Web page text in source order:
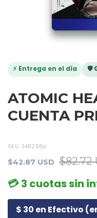
⚡ Entrega en el día 🛡️
ATOMIC
CUENTA
SKU: 348286a
$42.87 USD $82.72
💳 3 cuotas sin
$ 30 en Efectivo